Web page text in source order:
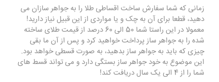
زمانی که شما سفارش ساخت اقساطی طلا را به جواهر سازان می
دهید، قطعا برای آن به چک و یا مواردی از این قبیل نیاز دارید!
معمولا در این راستا شما 50 الی 60 درصد از قیمت طلای ساخته
شده را به جواهر ساز پرداخت خواهید کرد و پس از آن ما بقی
چیزی که باید به جواهر ساز بدهید، به صورت قسطی خواهد بود.
این موضوع به خود جواهر ساز بستگی دارد و می تواند قسط های
شما را از 4 الی یک سال دریافت کند!